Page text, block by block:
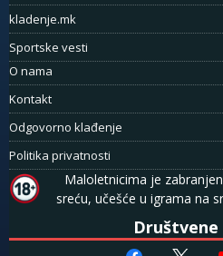
kladenje.mk
Sportske vesti
O nama
Kontakt
Odgovorno klađenje
Politika privatnosti
Maloletnicima je
sreću, učešće u igrama na
Društvene